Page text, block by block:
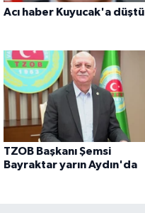
Acı haber Kuyucak'a düştü
TZOB Başkanı Şemsi
Bayraktar yarın Aydın'da